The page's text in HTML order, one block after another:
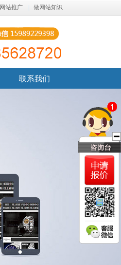
做网站知识
网站推广
联系我们